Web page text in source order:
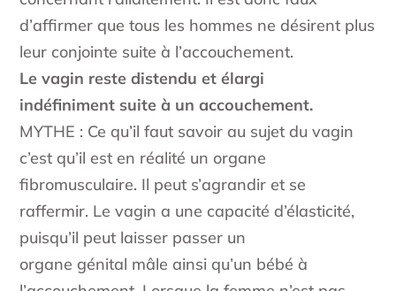
d’affirmer que tous les hommes ne désirent plus
leur conjointe suite à l’accouchement.
Le vagin reste distendu et élargi
indéfiniment suite à un accouchement.
MYTHE : Ce qu’il faut savoir au sujet du vagin
c’est qu’il est en réalité un organe
fibromusculaire. Il peut s’agrandir et se
raffermir. Le vagin a une capacité d’élasticité,
puisqu’il peut laisser passer un
organe génital mâle ainsi qu’un bébé à